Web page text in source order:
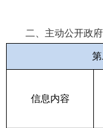
二、主动公开政
信息内容